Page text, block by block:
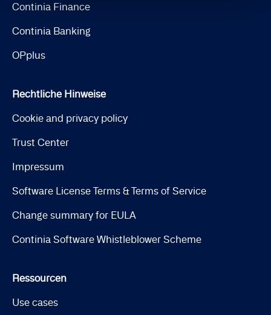
Continia Finance
Continia Banking
OPplus
Rechtliche Hinweise
Cookie and privacy policy
Trust Center
Impressum
Software License Terms & Terms of Service
Change summary for EULA
Continia Software Whistleblower Scheme
Ressourcen
Use cases